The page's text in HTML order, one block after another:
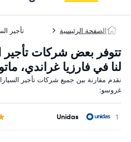
الصفحة الرئيسية تأجير
تتوفر بعض شركات تأجير
لنا في فارزيا غراندي،
نقدم مقارنة بين جميع شركات تأجير
غروسو:
Unidas